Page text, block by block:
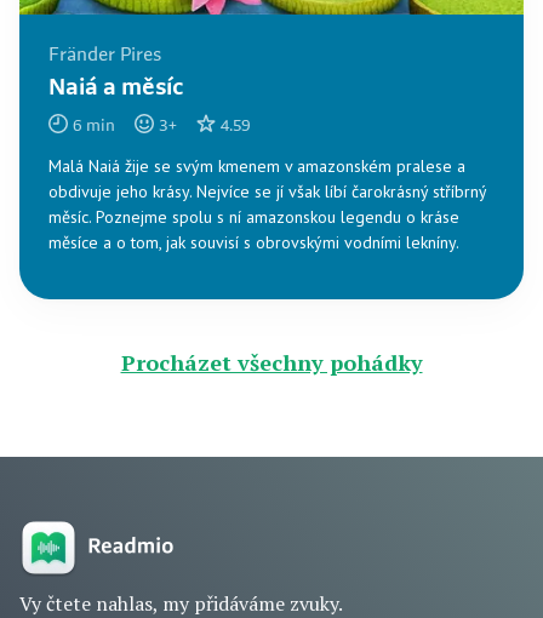
Fränder Pires
Naiá a měsíc
6 min 3+ 4.59
Malá Naiá žije se svým kmenem v amazonském pralese a
obdivuje jeho krásy. Nejvíce se jí však líbí čarokrásný stříbrný
měsíc. Poznejme spolu s ní amazonskou legendu o kráse
měsíce a o tom, jak souvisí s obrovskými vodními lekníny.
Procházet všechny pohádky
Vy čtete nahlas, my přidáváme zvuky.